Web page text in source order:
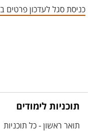
כניסת סגל לעדכון פרטים
תוכניות לימודים
תואר ראשון - כל תוכניות